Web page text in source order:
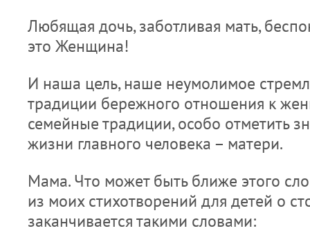
Любящая дочь, заботливая мать,
это Женщина!
И наша цель, наше неумолимое
традиции бережного отношения к
семейные традиции, особо отметить
жизни главного человека – матери.
Мама. Что может быть ближе этого
из моих стихотворений для детей о
заканчивается такими словами: